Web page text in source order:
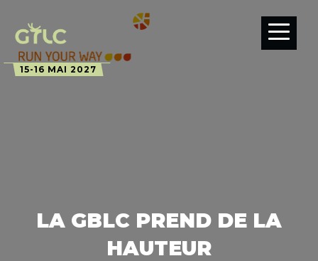
15-16 MAI 2027
LA GBLC PREND DE LA
HAUTEUR